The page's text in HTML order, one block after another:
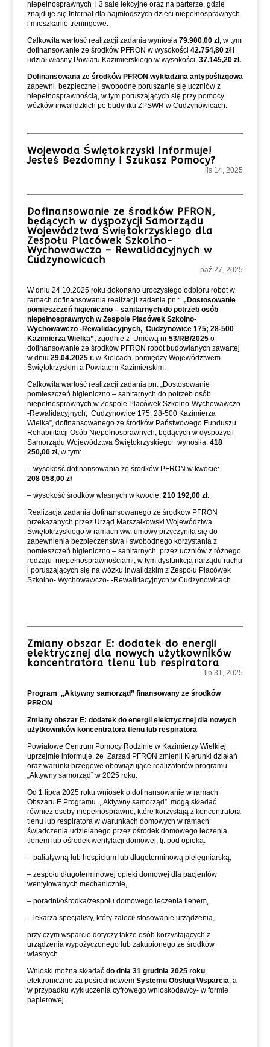
niepełnosprawnych i 3 sale lekcyjne oraz na parterze, gdzie
znajduje się Internat dla najmłodszych dzieci niepełnosprawnych
i mieszkanie treningowe.
Całkowita wartość realizacji zadania wyniosła 79.900,00 zł,w tym
dofinansowanie ze środków PFRON w wysokości 42.754,80 złi
udział własny Powiatu Kazimierskiego w wysokości 37.145,20 zł.
Dofinansowana ze środków PFRON wykładzina antypoślizgowa
zapewni bezpieczne i swobodne poruszanie się uczniów z
niepełnosprawnością, w tym poruszających się przy pomocy
wózków inwalidzkich po budynku ZPSWR w Cudzynowicach.
Wojewoda Świętokrzyski Informuje!
Jesteś Bezdomny I Szukasz Pomocy?
lis 14, 2025
Dofinansowanie ze środków PFRON,
będących w dyspozycji Samorządu
Województwa Świętokrzyskiego dla
Zespołu Placówek Szkolno-
Wychowawczo – Rewalidacyjnych w
Cudzynowicach
paź 27, 2025
W dniu 24.10.2025 roku dokonano uroczystego odbioru robót w
ramach dofinansowania realizacji zadania pn.: „Dostosowanie
pomieszczeń higieniczno – sanitarnych do potrzeb osób
niepełnosprawnych w Zespole Placówek Szkolno-
Wychowawczo -Rewalidacyjnych, Cudzynowice 175; 28-500
Kazimierza Wielka”, zgodnie z Umową nr 53/RB/2025o
dofinansowanie ze środków PFRON robót budowlanych zawartej
w dniu 29.04.2025 r.w Kielcach pomiędzy Województwem
Świętokrzyskim a Powiatem Kazimierskim.
Całkowita wartość realizacji zadania pn. „Dostosowanie
pomieszczeń higieniczno – sanitarnych do potrzeb osób
niepełnosprawnych w Zespole Placówek Szkolno-Wychowawczo
-Rewalidacyjnych, Cudzynowice 175; 28-500 Kazimierza
Wielka”, dofinansowanego ze środków Państwowego Funduszu
Rehabilitacji Osób Niepełnosprawnych, będących w dyspozycji
Samorządu Województwa Świętokrzyskiego wynosiła: 418
250,00 zł,w tym:
– wysokość dofinansowania ze środków PFRON w kwocie:
208 058,00 zł
– wysokość środków własnych w kwocie: 210 192,00 zł.
Realizacja zadania dofinansowanego ze środków PFRON
przekazanych przez Urząd Marszałkowski Województwa
Świętokrzyskiego w ramach ww. umowy przyczyniła się do
zapewnienia bezpieczeństwa i swobodnego korzystania z
pomieszczeń higieniczno – sanitarnych przez uczniów z różnego
rodzaju niepełnosprawnościami, w tym dysfunkcją narządu ruchu
i poruszających się na wózku inwalidzkim z Zespołu Placówek
Szkolno- Wychowawczo- -Rewalidacyjnych w Cudzynowicach.
Zmiany obszar E: dodatek do energii
elektrycznej dla nowych użytkowników
koncentratora tlenu lub respiratora
lip 31, 2025
Program ,,Aktywny samorząd” finansowany ze środków
PFRON
Zmiany obszar E: dodatek do energii elektrycznej dla nowych
użytkowników koncentratora tlenu lub respiratora
Powiatowe Centrum Pomocy Rodzinie w Kazimierzy Wielkiej
uprzejmie informuje, że Zarząd PFRON zmienił Kierunki działań
oraz warunki brzegowe obowiązujące realizatorów programu
„Aktywny samorząd” w 2025 roku.
Od 1 lipca 2025 roku wniosek o dofinansowanie w ramach
Obszaru E Programu ,,Aktywny samorząd” mogą składać
również osoby niepełnosprawne, które korzystają z koncentratora
tlenu lub respiratora w warunkach domowych w ramach
świadczenia udzielanego przez ośrodek domowego leczenia
tlenem lub ośrodek wentylacji domowej, tj. pod opieką:
– paliatywną lub hospicjum lub długoterminową pielęgniarską,
– zespołu długoterminowej opieki domowej dla pacjentów
wentylowanych mechanicznie,
– poradni/ośrodka/zespołu domowego leczenia tlenem,
– lekarza specjalisty, który zalecił stosowanie urządzenia,
przy czym wsparcie dotyczy także osób korzystających z
urządzenia wypożyczonego lub zakupionego ze środków
własnych.
Wnioski można składać do dnia 31 grudnia 2025 roku
elektronicznie za pośrednictwem Systemu Obsługi Wsparcia, a
w przypadku wykluczenia cyfrowego wnioskodawcy- w formie
papierowej.